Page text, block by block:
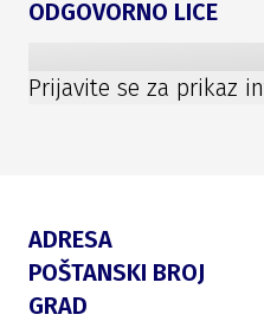
ODGOVORNO LICE
Prijavite se za prikaz
ADRESA
POŠTANSKI BROJ
GRAD